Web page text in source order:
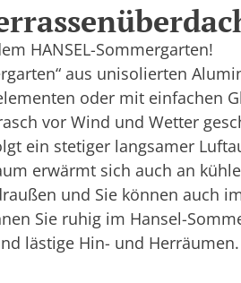
HANSEL-Sommergarten!
aus unisolierten
oder mit einfachen
vor Wind und Wetter
ein stetiger langsamer
erwärmt sich auch an
und Sie können auch
Sie ruhig im Hansel-
lästige Hin- und Herräumen.